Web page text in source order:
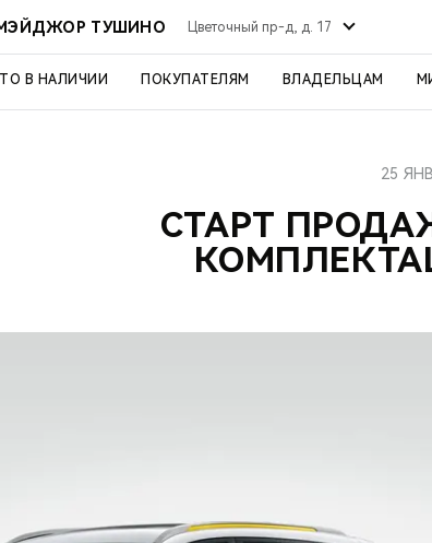
ТУШИНО Цветочный пр-д, д. 17
В НАЛИЧИИ ПОКУПАТЕЛЯМ ВЛАДЕЛЬЦАМ
СТАРТ
25